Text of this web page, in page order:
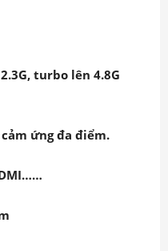
turbo lên 4.8G
cảm ứng đa điểm.